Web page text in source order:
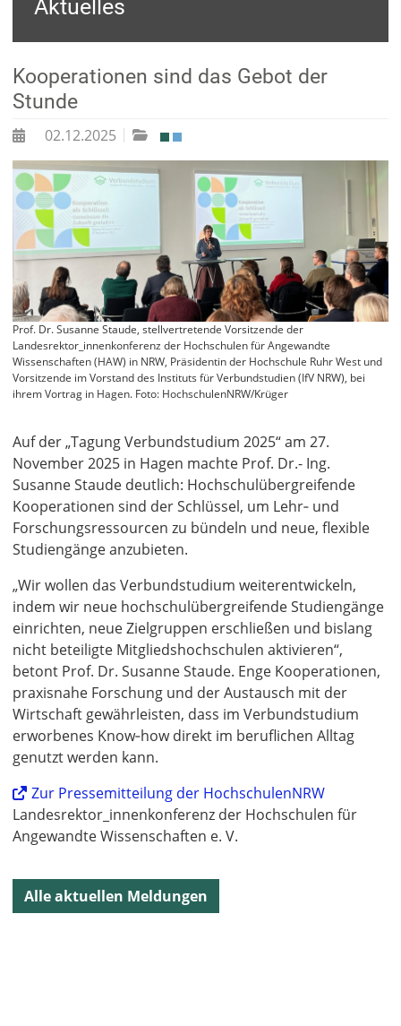
Aktuelles
Kooperationen sind das Gebot der
Stunde
02.12.2025
Auf der „Tagung Verbundstudium 2025“ am 27.
November 2025 in Hagen machte Prof. Dr.- Ing.
Susanne Staude deutlich: Hochschulübergreifende
Kooperationen sind der Schlüssel, um Lehr‑ und
Forschungsressourcen zu bündeln und neue, flexible
Studiengänge anzubieten.
„Wir wollen das Verbundstudium weiterentwickeln,
indem wir neue hochschulübergreifende Studiengänge
einrichten, neue Zielgruppen erschließen und bislang
nicht beteiligte Mitgliedshochschulen aktivieren“,
betont Prof. Dr. Susanne Staude. Enge Kooperationen,
praxisnahe Forschung und der Austausch mit der
Wirtschaft gewährleisten, dass im Verbundstudium
erworbenes Know‑how direkt im beruflichen Alltag
genutzt werden kann.
Zur Pressemitteilung der HochschulenNRW
Landesrektor_innenkonferenz der Hochschulen für
Angewandte Wissenschaften e. V.
Prof. Dr. Susanne Staude, stellvertretende Vorsitzende der
Landesrektor_innenkonferenz der Hochschulen für Angewandte
Wissenschaften (HAW) in NRW, Präsidentin der Hochschule Ruhr West und
Vorsitzende im Vorstand des Instituts für Verbundstudien (IfV NRW), bei
ihrem Vortrag in Hagen. Foto: HochschulenNRW/Krüger
Alle aktuellen Meldungen